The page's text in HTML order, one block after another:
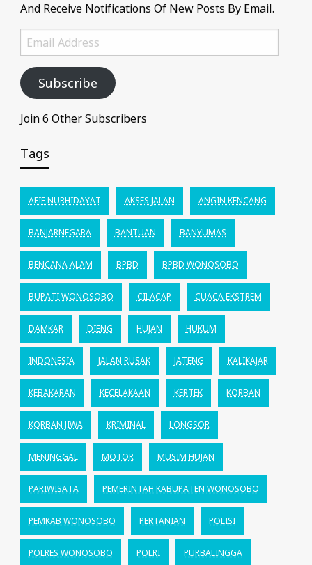
And Receive Notifications Of New Posts By Email.
Email
Address
Subscribe
Join 6 Other Subscribers
Tags
AFIF NURHIDAYAT AKSES JALAN ANGIN KENCANG
BANJARNEGARA BANTUAN BANYUMAS
BENCANA ALAM BPBD BPBD WONOSOBO
BUPATI WONOSOBO CILACAP CUACA EKSTREM
DAMKAR DIENG HUJAN HUKUM
INDONESIA JALAN RUSAK JATENG KALIKAJAR
KEBAKARAN KECELAKAAN KERTEK KORBAN
KORBAN JIWA KRIMINAL LONGSOR
MENINGGAL MOTOR MUSIM HUJAN
PARIWISATA PEMERINTAH KABUPATEN WONOSOBO
PEMKAB WONOSOBO PERTANIAN POLISI
POLRES WONOSOBO POLRI PURBALINGGA